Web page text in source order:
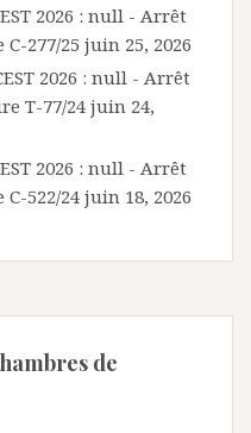
2026 : null - Arrêt
277/25 juin 25, 2026
2026 : null - Arrêt
T-77/24 juin 24,
2026 : null - Arrêt
522/24 juin 18, 2026
de